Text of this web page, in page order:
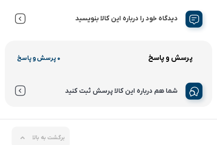
دیدگاه خود را درباره این کالا بنویسید
پرسش و پاسخ 0 پرسش و پاسخ
شما هم درباره این کالا پرسش ثبت کنید
برگشت به بالا